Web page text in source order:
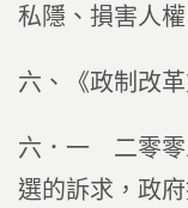
私隱、損害人
六、《政制改革
六．一 二零零
選的訴求，政